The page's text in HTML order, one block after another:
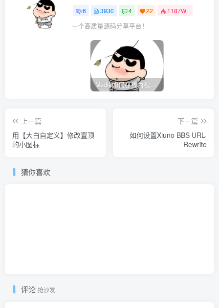
6 3930 4 22 1187W+
一个高质量源码分享平台！
Media如何在线为视频自动添加字幕？
上一篇
用【大白自定义】修改置顶
的小图标
下一篇
如何设置Xiuno BBS URL-
Rewrite
猜你喜欢
评论 抢沙发